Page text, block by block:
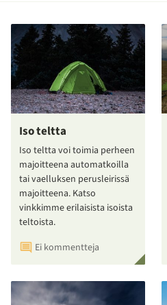
Iso teltta
Iso teltta voi toimia perheen
majoitteena automatkoilla
tai vaelluksen perusleirissä
majoitteena. Katso
vinkkimme erilaisista isoista
teltoista.
Ei kommentteja